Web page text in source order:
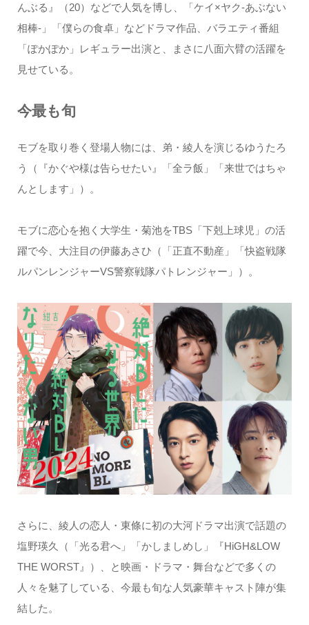
んぶる』（20）などで人気を博し、「ケイ×ヤク-あぶない
相棒-」「僕らの食卓」などドラマ作品、バラエティ番組
「ぽかぽか」レギュラー出演と、まさに八面六臂の活躍を
見せている。
今最も旬
モブを取り巻く登場人物には、弟・綾人を演じるゆうたろ
う（『かぐや様は告らせたい』「全ラ飯」「来世ではちゃ
んとします」）。
モブに恋心を抱く大学生・菊池をTBS「下剋上球児」の活
躍で今、大注目の伊藤あさひ（「正直不動産」「快盗戦隊
ルパンレンジャーVS警察戦隊パトレンジャー」）。
さらに、綾人の恋人・東條に初の大河ドラマ出演で話題の
塩野瑛久（「光る君へ」「かしましめし」『HiGH&LOW
THE WORST』）、と映画・ドラマ・舞台などで多くの
人々を魅了している、今最も旬な人気豪華キャスト陣が集
結した。